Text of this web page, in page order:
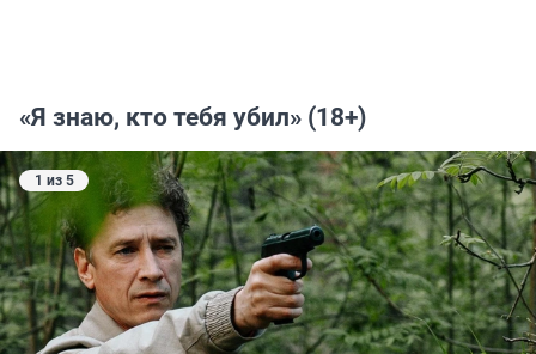
«Я знаю, кто тебя убил» (18+)
1 из 5